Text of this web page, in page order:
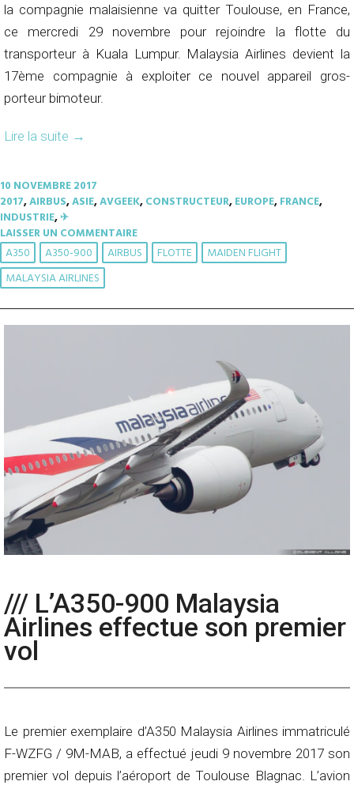
la compagnie malaisienne va quitter Toulouse, en France,
ce mercredi 29 novembre pour rejoindre la flotte du
transporteur à Kuala Lumpur. Malaysia Airlines devient la
17ème compagnie à exploiter ce nouvel appareil gros-
porteur bimoteur.
Lire la suite →
10 NOVEMBRE 2017
2017,AIRBUS,ASIE,AVGEEK,CONSTRUCTEUR,EUROPE,FRANCE,
INDUSTRIE,✈︎
LAISSER UN COMMENTAIRE
A350 A350-900 AIRBUS FLOTTE
MAIDEN FLIGHT
MALAYSIA AIRLINES
/// L’A350-900 Malaysia
Airlines effectue son premier
vol
Le premier exemplaire d’A350 Malaysia Airlines immatriculé
F-WZFG / 9M-MAB, a effectué jeudi 9 novembre 2017 son
premier vol depuis l’aéroport de Toulouse Blagnac. L’avion